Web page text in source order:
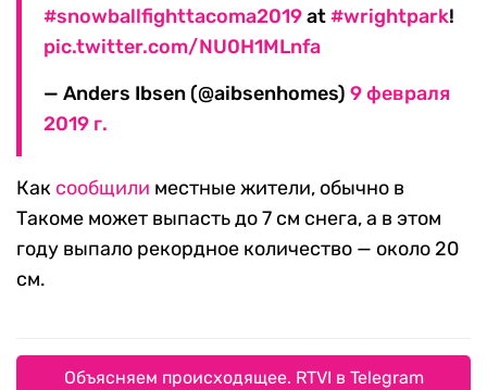
#snowballfighttacoma2019at#wrightpark!
pic.twitter.com/NU0H1MLnfa
— Anders Ibsen (@aibsenhomes) 9 февраля
2019 г.
Как сообщили местные жители, обычно в
Такоме может выпасть до 7 см снега, а в этом
году выпало рекордное количество — около 20
см.
Объясняем происходящее. RTVI в Telegram